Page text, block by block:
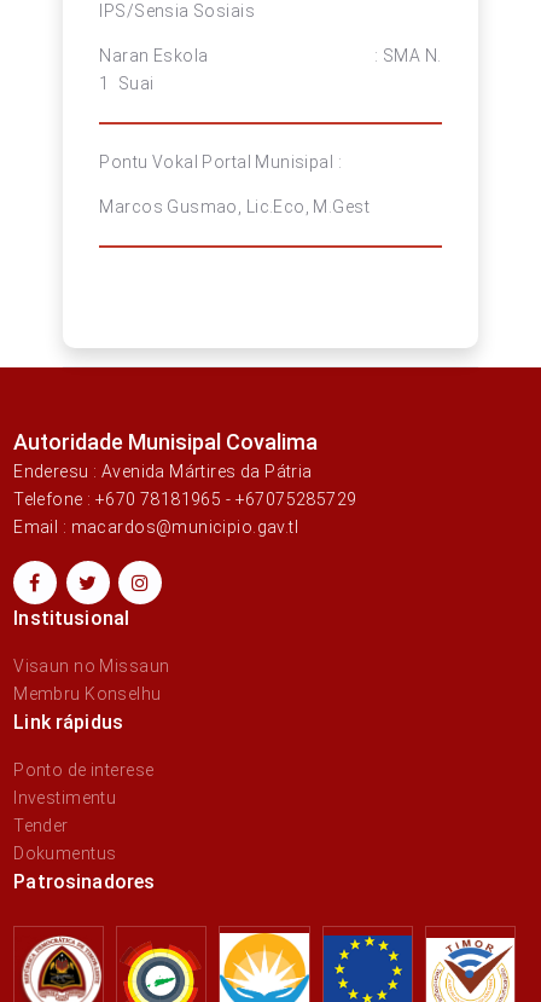
IPS/Sensia Sosiais
Naran Eskola : SMA N.
1 Suai
Pontu Vokal Portal Munisipal :
Marcos Gusmao, Lic.Eco, M.Gest
Autoridade Munisipal Covalima
Enderesu : Avenida Mártires da Pátria
Telefone : +670 78181965 - +67075285729
Email : macardos@municipio.gav.tl
Institusional
Visaun no Missaun
Membru Konselhu
Link rápidus
Ponto de interese
Investimentu
Tender
Dokumentus
Patrosinadores